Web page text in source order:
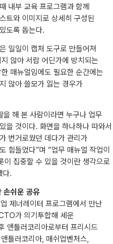
내부 교육 프로그램과 함께
트와 이미지로 상세히 구성된
도록 돕는다.
일일이 캡처 도구로 만들어져
않아 서랍 어딘가에 방치되는
매뉴얼임에도 필요한 순간에는
않아 쓸모가 잃는 경우가
해 본 사람이라면 누구나 업무
을 것이다. 화면을 하나하나 따와서
번거로웠던 데다가 관리가
힘들었다”며 “업무 매뉴얼 작업이
이 집중할 수 있을 것이란 생각으로
다.
손쉬운 공유
제너레이터 프로그램에서 만난
가 의기투합해 세운
앤틀러코리아로부터 프리시드
틀러코리아, 매쉬업벤처스,